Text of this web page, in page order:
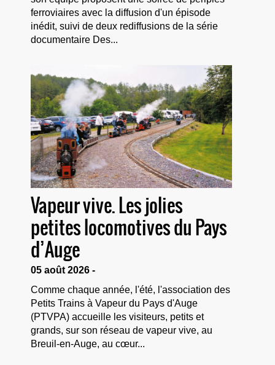
ferroviaires avec la diffusion d'un épisode
inédit, suivi de deux rediffusions de la série
documentaire Des...
Vapeur vive. Les jolies
petites locomotives du Pays
d’Auge
05 août 2026 -
Comme chaque année, l'été, l'association des
Petits Trains à Vapeur du Pays d'Auge
(PTVPA) accueille les visiteurs, petits et
grands, sur son réseau de vapeur vive, au
Breuil-en-Auge, au cœur...